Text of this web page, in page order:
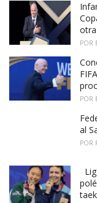
POR
POR
al
POR